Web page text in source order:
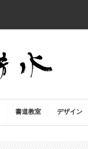
書道教室 デザイン